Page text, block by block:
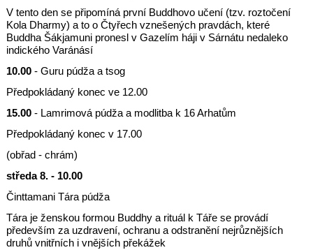
V tento den se připomíná první Buddhovo učení (tzv. roztočení
Kola Dharmy) a to o Čtyřech vznešených pravdách, které
Buddha Šákjamuni pronesl v Gazelím háji v Sárnátu nedaleko
indického Varánásí
10.00- Guru púdža a tsog
Předpokládaný konec ve 12.00
15.00- Lamrimová púdža a modlitba k 16 Arhatům
Předpokládaný konec v 17.00
(obřad - chrám)
středa 8. - 10.00
Činttamani Tára púdža
Tára je ženskou formou Buddhy a rituál k Táře se provádí
především za uzdravení, ochranu a odstranění nejrůznějších
druhů vnitřních i vnějších překážek